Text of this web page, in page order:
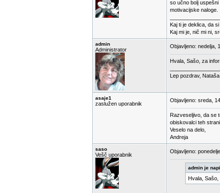
so učno bolj
motivacijske naloge.
Kaj ti je deklica, da
Kaj mi je, nič mi ni,
admin
Administrator
Objavljeno: nedelja,
Hvala, Sašo, za
Lep pozdrav, Nataša
asaje1
zaslužen uporabnik
Objavljeno: sreda,
Razveseljivo, da se
obiskovalci teh
Veselo na delo,
Andreja
saso
Vešč uporabnik
Objavljeno:
admin je
Hvala, Sašo,